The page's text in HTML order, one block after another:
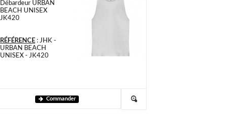
Débardeur URBAN
BEACH UNISEX
JK420
RÉFÉRENCE: JHK -
URBAN BEACH
UNISEX - JK420
Commander